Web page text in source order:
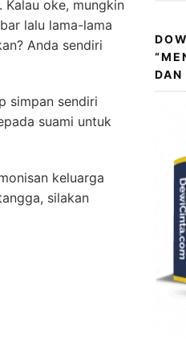
oke, mungkin
lalu lama-lama
Anda sendiri
simpan sendiri
suami untuk
keluarga
silakan
DAN